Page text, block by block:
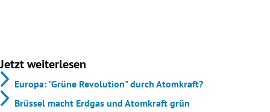
Jetzt weiterlesen
Europa: "Grüne Revolution" durch Atomkraft?
Brüssel macht Erdgas und Atomkraft grün